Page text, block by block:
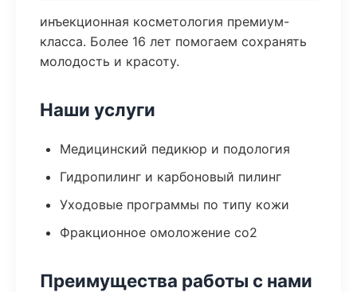
инъекционная косметология премиум-
класса. Более 16 лет помогаем сохранять
молодость и красоту.
Наши услуги
Медицинский педикюр и подология
Гидропилинг и карбоновый пилинг
Уходовые программы по типу кожи
Фракционное омоложение co2
Преимущества работы с нами